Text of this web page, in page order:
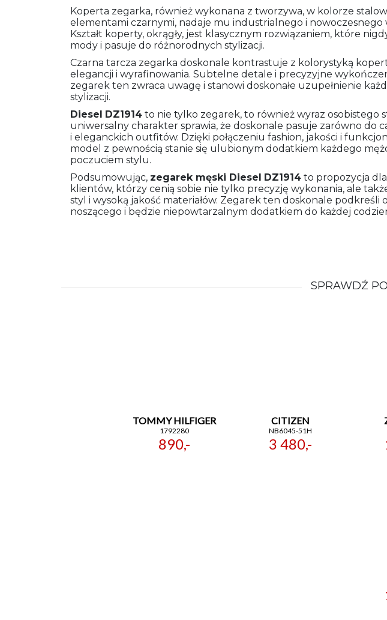
Koperta zegarka, również wykonana z tworzywa, w kolorze
elementami czarnymi, nadaje mu industrialnego i nowoczesnego
Kształt koperty, okrągły, jest klasycznym rozwiązaniem, które
mody i pasuje do różnorodnych stylizacji.
Czarna tarcza zegarka doskonale kontrastuje z kolorystyką
elegancji i wyrafinowania. Subtelne detale i precyzyjne
zegarek ten zwraca uwagę i stanowi doskonałe uzupełnienie
stylizacji.
Diesel DZ1914 to nie tylko zegarek, to również wyraz osobistego
uniwersalny charakter sprawia, że doskonale pasuje zarówno do
i eleganckich outfitów. Dzięki połączeniu fashion, jakości i
model z pewnością stanie się ulubionym dodatkiem każdego
poczuciem stylu.
Podsumowując, zegarek męski Diesel DZ1914 to propozycja
klientów, którzy cenią sobie nie tylko precyzję wykonania, ale
styl i wysoką jakość materiałów. Zegarek ten doskonale podkreśli
noszącego i będzie niepowtarzalnym dodatkiem do każdej
SPRAWDŹ
TOMMY HILFIGER
1792280
890,-
CITIZEN
NB6045-51H
3 480,-